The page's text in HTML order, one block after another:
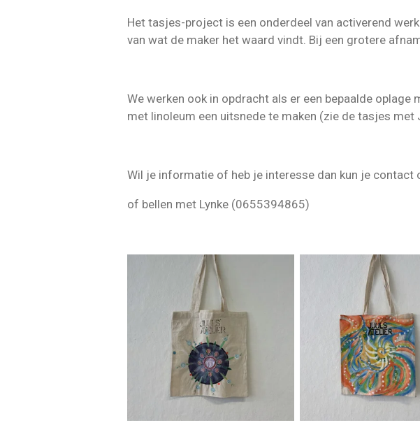
Het tasjes-project is een onderdeel van activerend
van wat de maker het waard vindt. Bij een grotere
We werken ook in opdracht als er een bepaalde
met linoleum een uitsnede te maken (zie de tasjes met
Wil je informatie of heb je interesse dan kun je contact
of bellen met Lynke (0655394865)